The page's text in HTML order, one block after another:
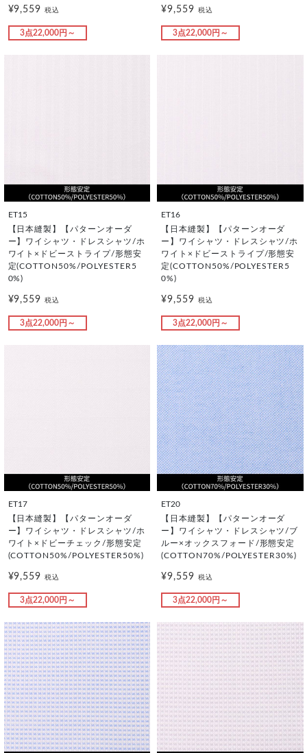
¥9,559税込
3点22,000円～
¥9,559 税込
3点22,000円～
ET15
【日本縫製】【パターンオーダ
ー】ワイシャツ・ドレスシャツ/ホ
ワイト×ドビーストライプ/形態安
定(COTTON50%/POLYESTER5
0%)
¥9,559税込
3点22,000円～
ET16
【日本縫製】【パターンオーダ
ー】ワイシャツ・ドレスシャツ/ホ
ワイト×ドビーストライプ/形態安
定(COTTON50%/POLYESTER5
0%)
¥9,559 税込
3点22,000円～
ET17
【日本縫製】【パターンオーダ
ー】ワイシャツ・ドレスシャツ/ホ
ワイト×ドビーチェック/形態安定
(COTTON50%/POLYESTER50%)
¥9,559税込
3点22,000円～
ET20
【日本縫製】【パターンオーダ
ー】ワイシャツ・ドレスシャツ/ブ
ルー×オックスフォード/形態安定
(COTTON70%/POLYESTER30%)
¥9,559 税込
3点22,000円～